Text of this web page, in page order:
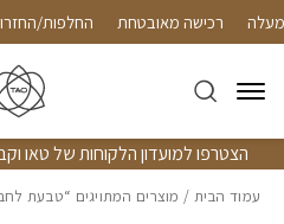
Skip to Contentרכישה מאובטחת
הצטרפו למועדון הלקוחות של טאו וקבלו 10% הנחה ישירות
עמוד הבית / מוצרים המתויגים “טבעת
בחזרה למעלה